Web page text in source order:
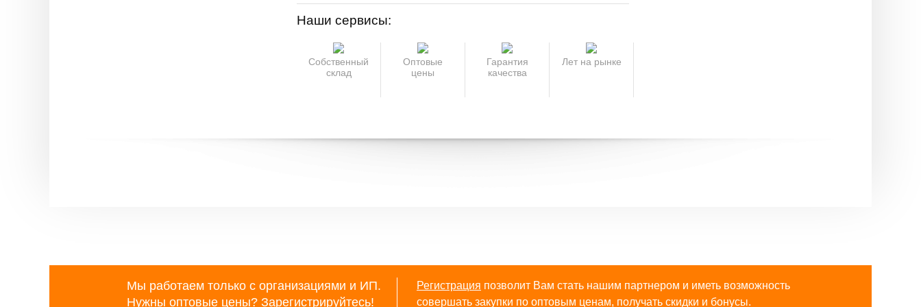
Наши сервисы:
Собственный
склад
Оптовые
цены
Гарантия
качества
Лет на рынке
Мы работаем только с организациями и ИП.
Нужны оптовые цены? Зарегистрируйтесь!
Регистрация позволит Вам стать нашим партнером и иметь возможность
совершать закупки по оптовым ценам, получать скидки и бонусы.